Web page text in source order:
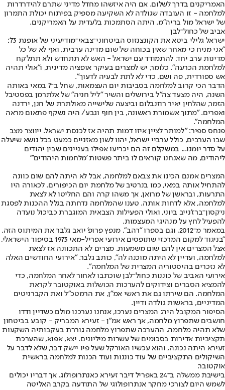
האמריקנים בדרך לשלום. אם היה איזשהו מחדל מדיני שתרם להידרדרות
למלחמה - זו העובדה שגולדה לא השקיעה מספיק בפיתוח יכולת התמרון
של ישראל מול בריה"מ. היתה הסתמכות בלעדית על האמריקנים.
אביב של כחול־לבן
ישראל גלילי ביטא את הקונצנזוס הביטחוני־צבאי־מודיעיני של אופנת 73':
"אני מניח כי מאחר שאין בכוחה של שום מדינה ערבית, ואף לא של כל
מדינות ערב יחד, להתמודד עם ישראל - האש לא תתחדש ולא תתלקח
למלחמת הכרעה". כלומר, יש למצרים בעיקר אופציה מדינית, ו"אולי תהיה
אש ספורדית, פה ושם, כדי לא לתת לבעיה לדעוך".
הדבר הכי קרוב למלחמה בסביבות יום העצמאות, שחל ב־7 במאי באותה
השנה, היה מצעד צה"ל בירושלים והשיר "ליל חניה" של אלתרמן בפסטיבל
הזמר, שהלחין יאיר רוזנבלום וביצעה שלישייה מאולתרת של חנן, ירדנה
ואפרים. "מתוך אשמורת ראשונה, בין חוף וגבע/ היה נשקף פתאום מראה
המלחמה".
פנחס ספיר: "למותר לציין איזו דמות תהיה אז לכנסת ישראל. ייווצר מצב
שבו הערבים, כולל ערביי ישראל, יהוו לשון מאזניים כמעט בכל נושא שיעלה
על סדר יומנו... במשקלם זה הם יכריעו אפילו בעניינים שבין יהודים
ליהודים, מה שאנחנו קוראים לו ביתר פשטות 'מלחמות היהודים'"
המצרים אמנם הכינו את צבאם למלחמה, אבל לא היתה להם שום כוונה
להתחיל אותה במאי, כמו בנרטיב של מלחמת יום הכיפורים. לכאורה היו
התרעות, ובראשן של מרואן, אך משהו קרה והם החליטו לא לצאת
למלחמה, אלא לדחות אותה. טענו שהמלחמה נדחתה בגלל ההכנות לפסגת
ניקסון־ברז'נייב ביוני, ואולי הפעילות הצבאית המוגברת כביכול נועדה
להפעיל לחץ על מנהיגי המעצמות.
במאמר מ־2012, וגם בספרו "רהב", מנפץ פרופ' יואב גלבר את המיתוס הזה.
"בניגוד למקום המרכזי שתופסים אירועי אפריל-מאי 1973 בסיפור הישראלי,
אצל המצרים אין להם שום משמעות. מצרים לא התכוונה אז לצאת
למלחמה, ועדיין לא היתה מוכנה לה", כותב גלבר. "אירועי החודשים האלה
לא נזכרים בהיסטוריה המצרית של המלחמה".
אירועי האביב של כוננות כחול־לבן שוכתבו לאחור לאחר המלחמה, כדי
להמציא הסברים וצידוקים להערכות הכושלות באוקטובר לקראת
המלחמה. הם שירתו גם את ראשי אמ"ן, את הרמטכ"ל ואת הקברניטים
המדיניים, בראשות גולדה ודיין.
הסיפור המקובל היה: המצרים נערכו, אנחנו נערכנו מולם כשדיין ודדו
חושבים שתפרוץ מלחמה, אך ראש אמ"ן - זעירא המבריק - קובע בביטחון
שלא תהיה מלחמה. ההערכה שתפרוץ מלחמה גוררת בעקבותיה השקעות
תקציביות אדירות בסכומים של עשרות מיליונים. יצא, אפוא, שהערכת
זעירא היתה נכונה, והוא עכשיו האורקל שעל פיו יישק דבר, שלא לדבר על
השיקולים התקציביים של עוד כוננות ועוד הכנות למלחמה בראשית
אוקטובר.
בישיבת ממשלה ב־24 באפריל דיבר זעירא כאנתרופולוג, אך דבריו יכולים
לשמש היום לצורכי מחקר אנתרופולוגי של התודעה בקרב האליטה